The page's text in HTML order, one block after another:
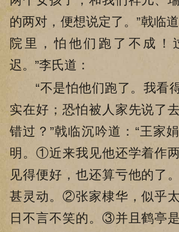
的两对，便想说定了。”戟临
院里，怕他们跑了不成！
迟。”李氏道：
“不是怕他们跑了。我看
实在好；恐怕被人家先说了
错过？”戟临沉吟道：“王家
明。①近来我见他还学着作
见得便好，也还算亏他的了
甚灵动。②张家棣华，似乎
日不言不笑的。③并且鹤亭